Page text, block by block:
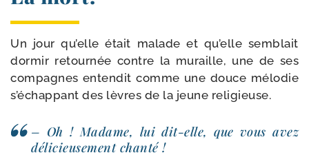
Un jour qu’elle était malade et qu’elle sem­blait
dor­mir retour­née contre la muraille, une de ses
com­pagnes enten­dit comme une douce mélo­die
s’échappant des lèvres de la jeune religieuse.
– Oh ! Madame, lui dit-​elle, que vous avez
déli­cieu­se­ment chanté !